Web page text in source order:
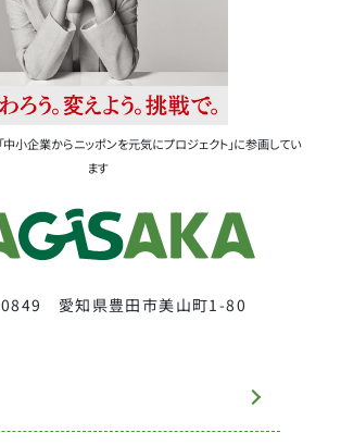
小企業からニッポンを元気にプロジェクト」に参画してい
ます
愛知県豊田市美山町1-80